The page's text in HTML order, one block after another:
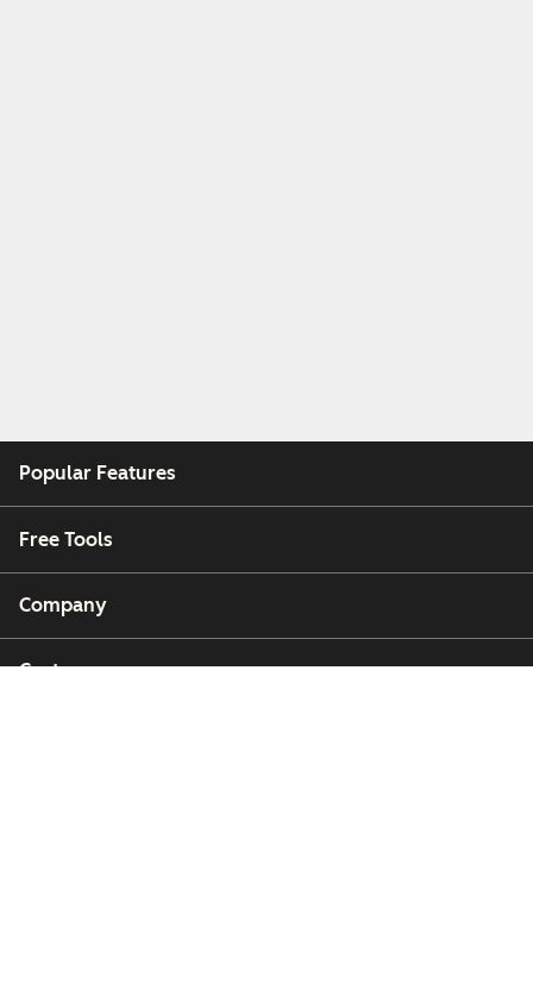
Popular Features
Free Tools
Company
Customers